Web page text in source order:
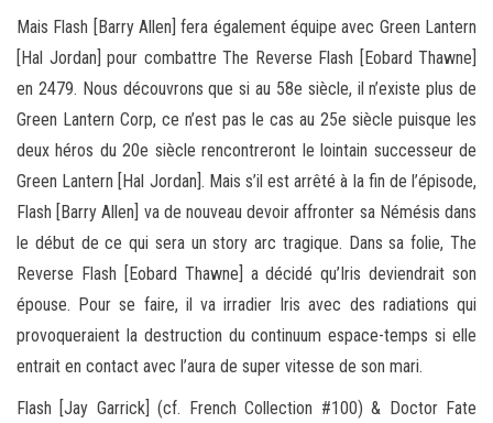
Mais Flash [Barry Allen] fera également équipe avec Green Lantern
[Hal Jordan] pour combattre The Reverse Flash [Eobard Thawne]
en 2479. Nous découvrons que si au 58e siècle, il n’existe plus de
Green Lantern Corp, ce n’est pas le cas au 25e siècle puisque les
deux héros du 20e siècle rencontreront le lointain successeur de
Green Lantern [Hal Jordan]. Mais s’il est arrêté à la fin de l’épisode,
Flash [Barry Allen] va de nouveau devoir affronter sa Némésis dans
le début de ce qui sera un story arc tragique. Dans sa folie, The
Reverse Flash [Eobard Thawne] a décidé qu’Iris deviendrait son
épouse. Pour se faire, il va irradier Iris avec des radiations qui
provoqueraient la destruction du continuum espace-temps si elle
entrait en contact avec l’aura de super vitesse de son mari.
Flash [Jay Garrick] (cf. French Collection #100) & Doctor Fate